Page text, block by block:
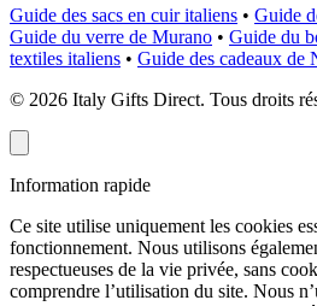
Guide des sacs en cuir italiens • Guide
Guide du verre de Murano • Guide du
textiles italiens • Guide des cadeaux de
© 2026 Italy Gifts Direct. Tous droits
Information rapide
Ce site utilise uniquement les cookies
fonctionnement. Nous utilisons
respectueuses de la vie privée, sans
comprendre l’utilisation du site. Nous